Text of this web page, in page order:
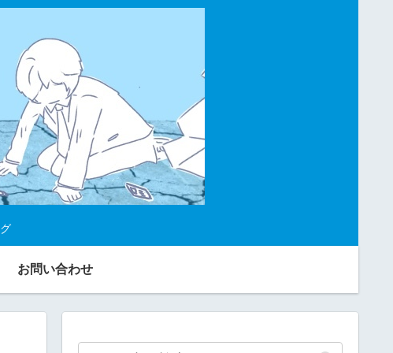
お問い合わせ